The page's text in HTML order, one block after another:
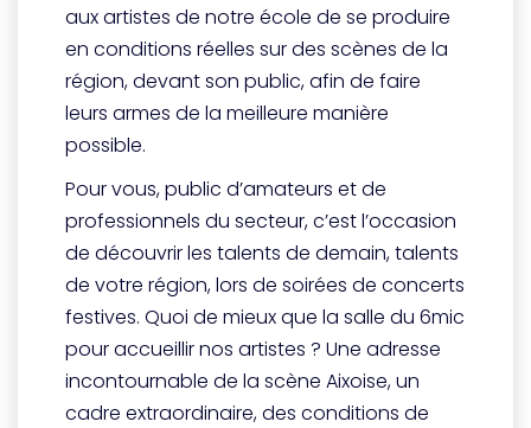
aux artistes de notre école de se produire
en conditions réelles sur des scènes de la
région, devant son public, afin de faire
leurs armes de la meilleure manière
possible.
Pour vous, public d’amateurs et de
professionnels du secteur, c’est l’occasion
de découvrir les talents de demain, talents
de votre région, lors de soirées de concerts
festives. Quoi de mieux que la salle du 6mic
pour accueillir nos artistes ? Une adresse
incontournable de la scène Aixoise, un
cadre extraordinaire, des conditions de